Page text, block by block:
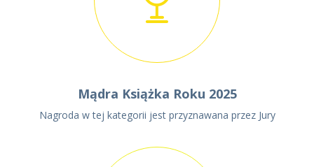
Mądra Książka Roku 2025
Nagroda w tej kategorii jest przyznawana przez Jury